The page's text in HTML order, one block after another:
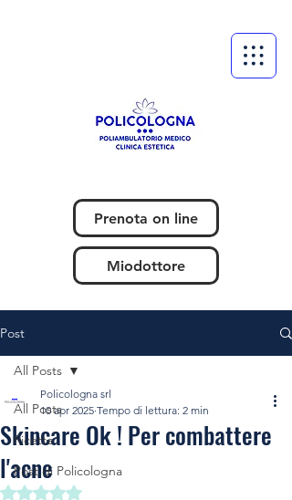
Prenota on line
Miodottore
Post
All Posts
Ricette
Post di Policologna
All Posts
Skincare Ok ! Per combattere
l'acne
Policologna srl
10 apr 2025 Tempo di lettura: 2 min
Valutazione NaN stelle su 5.